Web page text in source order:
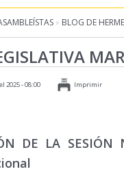
» BLOG DE
2025 - 08:00 Imprimir
DE LA